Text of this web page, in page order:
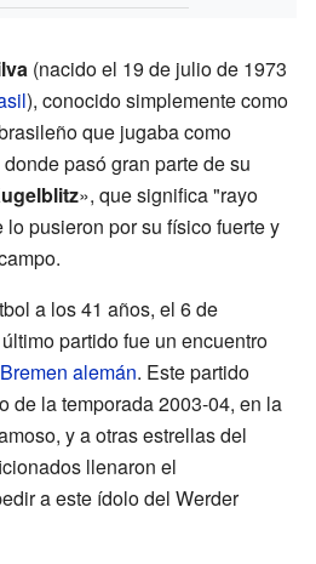
(nacido el 19 de julio de 1973
), conocido simplemente como
que jugaba como
donde pasó gran parte de su
», que significa "rayo
pusieron por su físico fuerte y
a los 41 años, el 6 de
partido fue un encuentro
alemán. Este partido
de la temporada 2003-04, en la
y a otras estrellas del
llenaron el
a este ídolo del Werder